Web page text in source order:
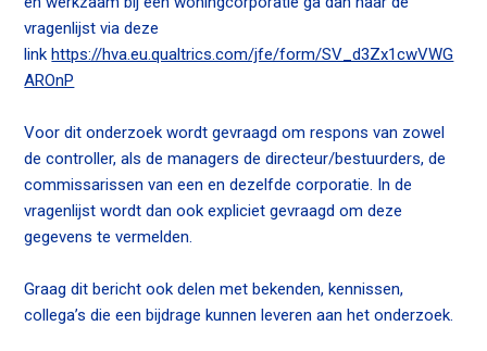
vragenlijst via deze
linkhttps://hva.eu.qualtrics.com/jfe/form/SV_d3Zx1cwVWG
AROnP
Voor dit onderzoek wordt gevraagd om respons van zowel
de controller, als de managers de directeur/bestuurders, de
commissarissen van een en dezelfde corporatie. In de
vragenlijst wordt dan ook expliciet gevraagd om deze
gegevens te vermelden.
Graag dit bericht ook delen met bekenden, kennissen,
collega’s die een bijdrage kunnen leveren aan het onderzoek.